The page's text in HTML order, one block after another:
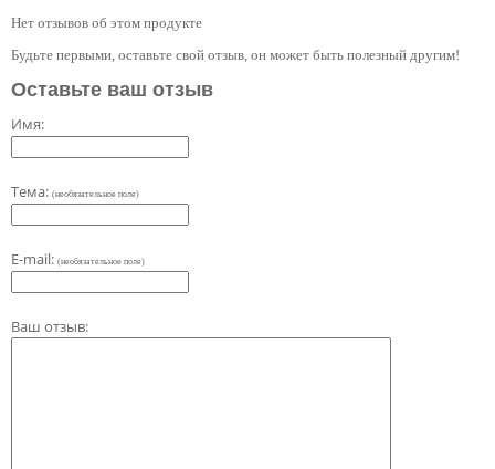
Нет отзывов об этом продукте
Будьте первыми, оставьте свой отзыв, он может быть полезный другим!
Оставьте ваш отзыв
Имя:
Тема: (необязательное поле)
E-mail: (необязательное поле)
Ваш отзыв: